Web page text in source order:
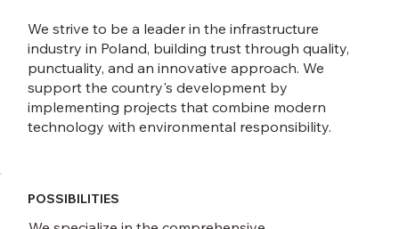
We strive to be a leader in the infrastructure
industry in Poland, building trust through quality,
punctuality, and an innovative approach. We
support the country's development by
implementing projects that combine modern
technology with environmental responsibility.
POSSIBILITIES